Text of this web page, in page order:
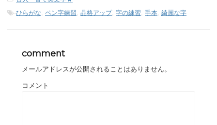
-ひらがな, ペン字練習, 品格アップ, 字の練習, 手本, 綺麗な字
comment
メールアドレスが公開されることはありません。
コメント